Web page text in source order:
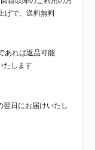
げで、送料無料
あれば返品可能
たします
日にお届けいたし